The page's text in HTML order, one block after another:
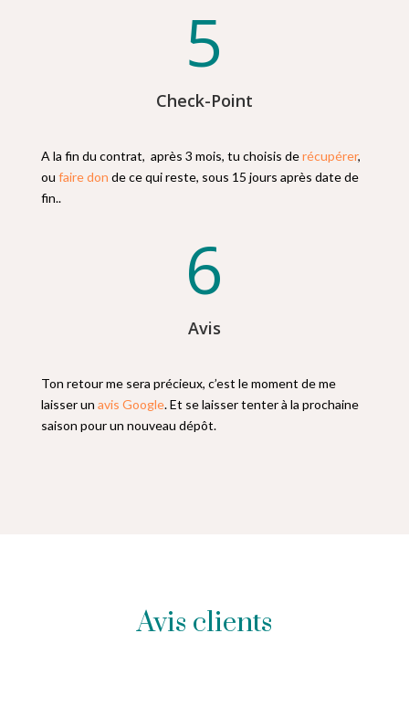
5
Check-Point
A la fin du contrat, après 3 mois, tu choisis derécupérer,
ou faire don de ce qui reste, sous 15 jours après date de
fin..
6
Avis
Ton retour me sera précieux, c’est le moment de me
laisser un avis Google. Et se laisser tenter à la prochaine
saison pour un nouveau dépôt.
Avis clients